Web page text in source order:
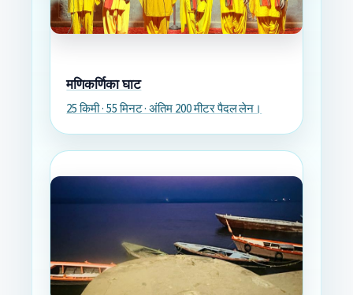
मणिकर्णिका घाट
25 किमी · 55 मिनट · अंतिम 200 मीटर पैदल लेन।